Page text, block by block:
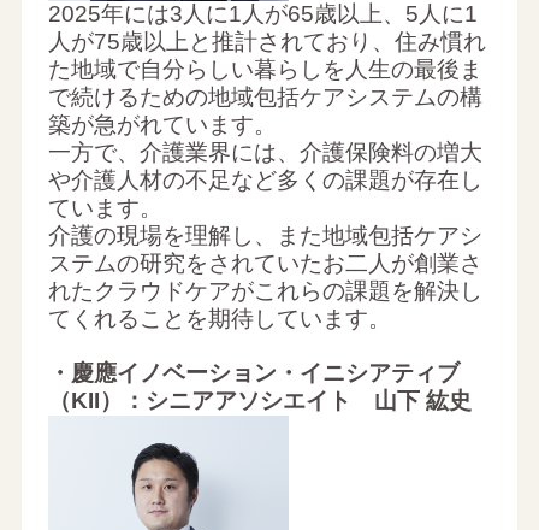
2025年には3人に1人が65歳以上、5人に1
人が75歳以上と推計されており、住み慣れ
た地域で自分らしい暮らしを人生の最後ま
で続けるための地域包括ケアシステムの構
築が急がれています。
一方で、介護業界には、介護保険料の増大
や介護人材の不足など多くの課題が存在し
ています。
介護の現場を理解し、また地域包括ケアシ
ステムの研究をされていたお二人が創業さ
れたクラウドケアがこれらの課題を解決し
てくれることを期待しています。
・慶應イノベーション・イニシアティブ
（KII）：シニアアソシエイト 山下 紘史